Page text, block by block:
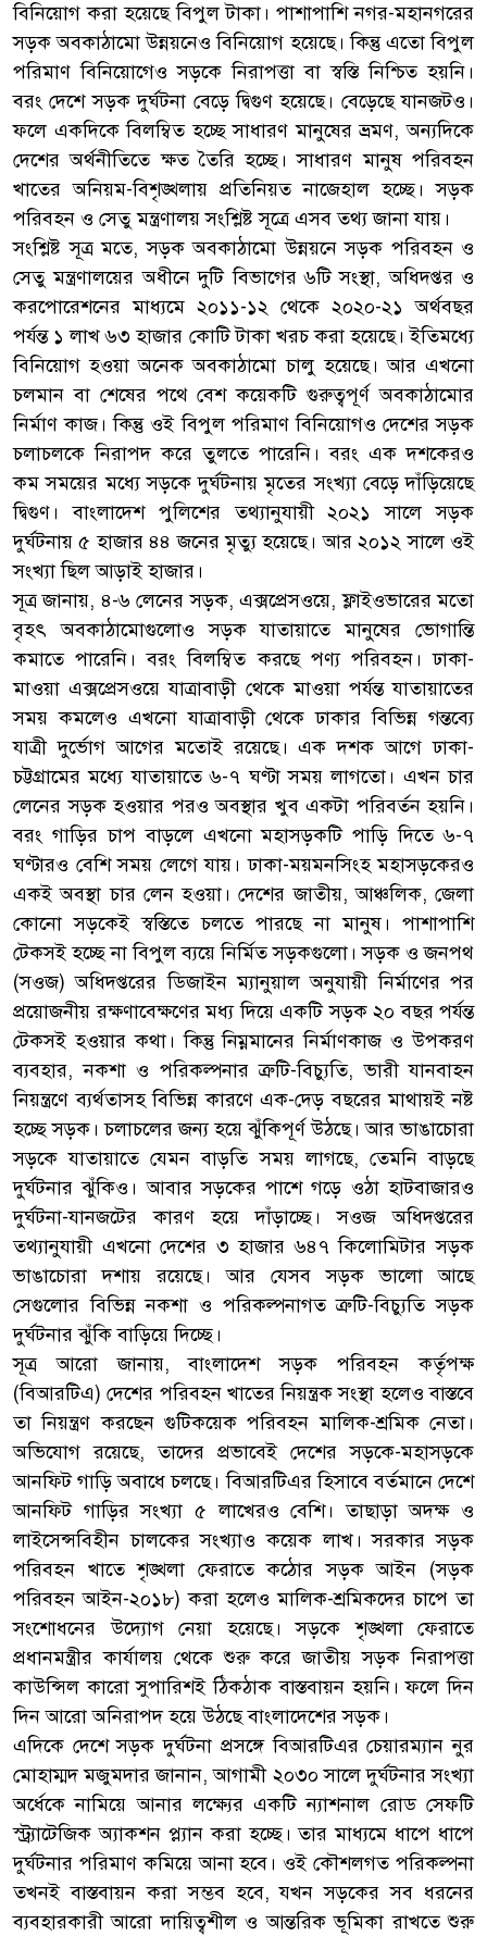
বিনিয়োগ করা হয়েছে বিপুল টাকা। পাশাপাশি নগর-মহানগরের
সড়ক অবকাঠামো উন্নয়নেও বিনিয়োগ হয়েছে। কিন্তু এতো বিপুল
পরিমাণ বিনিয়োগেও সড়কে নিরাপত্তা বা স্বস্তি নিশ্চিত হয়নি।
বরং দেশে সড়ক দুর্ঘটনা বেড়ে দ্বিগুণ হয়েছে। বেড়েছে যানজটও।
ফলে একদিকে বিলম্বিত হচ্ছে সাধারণ মানুষের ভ্রমণ, অন্যদিকে
দেশের অর্থনীতিতে ক্ষত তৈরি হচ্ছে। সাধারণ মানুষ পরিবহন
খাতের অনিয়ম-বিশৃঙ্খলায় প্রতিনিয়ত নাজেহাল হচ্ছে। সড়ক
পরিবহন ও সেতু মন্ত্রণালয় সংশ্লিষ্ট সূত্রে এসব তথ্য জানা যায়।
সংশ্লিষ্ট সূত্র মতে, সড়ক অবকাঠামো উন্নয়নে সড়ক পরিবহন ও
সেতু মন্ত্রণালয়ের অধীনে দুটি বিভাগের ৬টি সংস্থা, অধিদপ্তর ও
করপোরেশনের মাধ্যমে ২০১১-১২ থেকে ২০২০-২১ অর্থবছর
পর্যন্ত ১ লাখ ৬৩ হাজার কোটি টাকা খরচ করা হয়েছে। ইতিমধ্যে
বিনিয়োগ হওয়া অনেক অবকাঠামো চালু হয়েছে। আর এখনো
চলমান বা শেষের পথে বেশ কয়েকটি গুরুত্বপূর্ণ অবকাঠামোর
নির্মাণ কাজ। কিন্তু ওই বিপুল পরিমাণ বিনিয়োগও দেশের সড়ক
চলাচলকে নিরাপদ করে তুলতে পারেনি। বরং এক দশকেরও
কম সময়ের মধ্যে সড়কে দুর্ঘটনায় মৃতের সংখ্যা বেড়ে দাঁড়িয়েছে
দ্বিগুণ। বাংলাদেশ পুলিশের তথ্যানুযায়ী ২০২১ সালে সড়ক
দুর্ঘটনায় ৫ হাজার ৪৪ জনের মৃত্যু হয়েছে। আর ২০১২ সালে ওই
সংখ্যা ছিল আড়াই হাজার।
সূত্র জানায়, ৪-৬ লেনের সড়ক, এক্সপ্রেসওয়ে, ফ্লাইওভারের মতো
বৃহৎ অবকাঠামোগুলোও সড়ক যাতায়াতে মানুষের ভোগান্তি
কমাতে পারেনি। বরং বিলম্বিত করছে পণ্য পরিবহন। ঢাকা-
মাওয়া এক্সপ্রেসওয়ে যাত্রাবাড়ী থেকে মাওয়া পর্যন্ত যাতায়াতের
সময় কমলেও এখনো যাত্রাবাড়ী থেকে ঢাকার বিভিন্ন গন্তব্যে
যাত্রী দুর্ভোগ আগের মতোই রয়েছে। এক দশক আগে ঢাকা-
চট্টগ্রামের মধ্যে যাতায়াতে ৬-৭ ঘণ্টা সময় লাগতো। এখন চার
লেনের সড়ক হওয়ার পরও অবস্থার খুব একটা পরিবর্তন হয়নি।
বরং গাড়ির চাপ বাড়লে এখনো মহাসড়কটি পাড়ি দিতে ৬-৭
ঘণ্টারও বেশি সময় লেগে যায়। ঢাকা-ময়মনসিংহ মহাসড়কেরও
একই অবস্থা চার লেন হওয়া। দেশের জাতীয়, আঞ্চলিক, জেলা
কোনো সড়কেই স্বস্তিতে চলতে পারছে না মানুষ। পাশাপাশি
টেকসই হচ্ছে না বিপুল ব্যয়ে নির্মিত সড়কগুলো। সড়ক ও জনপথ
(সওজ) অধিদপ্তরের ডিজাইন ম্যানুয়াল অনুযায়ী নির্মাণের পর
প্রয়োজনীয় রক্ষণাবেক্ষণের মধ্য দিয়ে একটি সড়ক ২০ বছর পর্যন্ত
টেকসই হওয়ার কথা। কিন্তু নিম্নমানের নির্মাণকাজ ও উপকরণ
ব্যবহার, নকশা ও পরিকল্পনার ত্রুটি-বিচ্যুতি, ভারী যানবাহন
নিয়ন্ত্রণে ব্যর্থতাসহ বিভিন্ন কারণে এক-দেড় বছরের মাথায়ই নষ্ট
হচ্ছে সড়ক। চলাচলের জন্য হয়ে ঝুঁকিপূর্ণ উঠছে। আর ভাঙাচোরা
সড়কে যাতায়াতে যেমন বাড়তি সময় লাগছে, তেমনি বাড়ছে
দুর্ঘটনার ঝুঁকিও। আবার সড়কের পাশে গড়ে ওঠা হাটবাজারও
দুর্ঘটনা-যানজটের কারণ হয়ে দাঁড়াচ্ছে। সওজ অধিদপ্তরের
তথ্যানুযায়ী এখনো দেশের ৩ হাজার ৬৪৭ কিলোমিটার সড়ক
ভাঙাচোরা দশায় রয়েছে। আর যেসব সড়ক ভালো আছে
সেগুলোর বিভিন্ন নকশা ও পরিকল্পনাগত ত্রুটি-বিচ্যুতি সড়ক
দুর্ঘটনার ঝুঁকি বাড়িয়ে দিচ্ছে।
সূত্র আরো জানায়, বাংলাদেশ সড়ক পরিবহন কর্তৃপক্ষ
(বিআরটিএ) দেশের পরিবহন খাতের নিয়ন্ত্রক সংস্থা হলেও বাস্তবে
তা নিয়ন্ত্রণ করছেন গুটিকয়েক পরিবহন মালিক-শ্রমিক নেতা।
অভিযোগ রয়েছে, তাদের প্রভাবেই দেশের সড়কে-মহাসড়কে
আনফিট গাড়ি অবাধে চলছে। বিআরটিএর হিসাবে বর্তমানে দেশে
আনফিট গাড়ির সংখ্যা ৫ লাখেরও বেশি। তাছাড়া অদক্ষ ও
লাইসেন্সবিহীন চালকের সংখ্যাও কয়েক লাখ। সরকার সড়ক
পরিবহন খাতে শৃঙ্খলা ফেরাতে কঠোর সড়ক আইন (সড়ক
পরিবহন আইন-২০১৮) করা হলেও মালিক-শ্রমিকদের চাপে তা
সংশোধনের উদ্যোগ নেয়া হয়েছে। সড়কে শৃঙ্খলা ফেরাতে
প্রধানমন্ত্রীর কার্যালয় থেকে শুরু করে জাতীয় সড়ক নিরাপত্তা
কাউন্সিল কারো সুপারিশই ঠিকঠাক বাস্তবায়ন হয়নি। ফলে দিন
দিন আরো অনিরাপদ হয়ে উঠছে বাংলাদেশের সড়ক।
এদিকে দেশে সড়ক দুর্ঘটনা প্রসঙ্গে বিআরটিএর চেয়ারম্যান নুর
মোহাম্মদ মজুমদার জানান, আগামী ২০৩০ সালে দুর্ঘটনার সংখ্যা
অর্ধেকে নামিয়ে আনার লক্ষ্যের একটি ন্যাশনাল রোড সেফটি
স্ট্র্যাটেজিক অ্যাকশন প্ল্যান করা হচ্ছে। তার মাধ্যমে ধাপে ধাপে
দুর্ঘটনার পরিমাণ কমিয়ে আনা হবে। ওই কৌশলগত পরিকল্পনা
তখনই বাস্তবায়ন করা সম্ভব হবে, যখন সড়কের সব ধরনের
ব্যবহারকারী আরো দায়িত্বশীল ও আন্তরিক ভূমিকা রাখতে শুরু